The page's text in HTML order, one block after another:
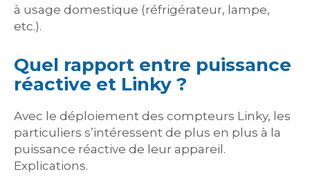
à usage domestique (réfrigérateur, lampe,
etc.).
Quel rapport entre puissance
réactive et Linky ?
Avec le déploiement des compteurs Linky, les
particuliers s’intéressent de plus en plus à la
puissance réactive de leur appareil.
Explications.